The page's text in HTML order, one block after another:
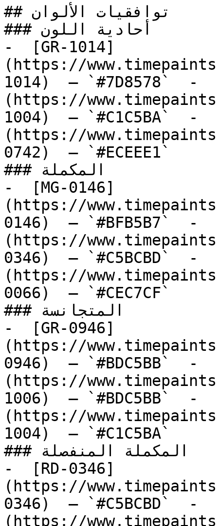
## توافقيات الألوان
### أحادية اللون
-  [GR-1014]
(https://
1014)  — `#7D8578`  -
(https://
1004)  — `#C1C5BA`  -
(https://
0742)  — `#ECEEE1`
### المكملة
-  [MG-0146]
(https://
0146)  — `#BFB5B7`  -
(https://
0346)  — `#C5BCBD`  -
(https://
0066)  — `#CEC7CF`
### المتجانسة
-  [GR-0946]
(https://
0946)  — `#BDC5BB`  -
(https://
1006)  — `#BDC5BB`  -
(https://
1004)  — `#C1C5BA`
### المكملة المنفصلة
-  [RD-0346]
(https://
0346)  — `#C5BCBD`  -
(https://